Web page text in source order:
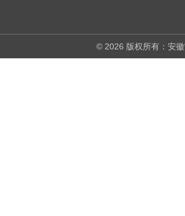
© 2026 版权所有：安